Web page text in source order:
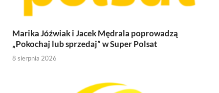
Marika Jóźwiak i Jacek Mędrala poprowadzą
„Pokochaj lub sprzedaj” w Super Polsat
8 sierpnia 2026